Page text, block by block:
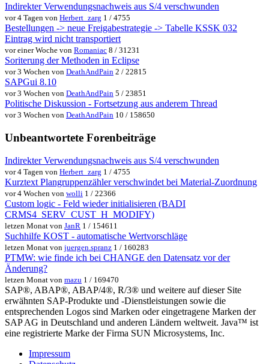
Indirekter Verwendungsnachweis aus S/4 verschwunden
vor 4 Tagen von Herbert_zarg 1 / 4755
Bestellungen -> neue Freigabestrategie -> Tabelle KSSK 032
Eintrag wird nicht transportiert
vor einer Woche von Romaniac 8 / 31231
Soriterung der Methoden in Eclipse
vor 3 Wochen von DeathAndPain 2 / 22815
SAPGui 8.10
vor 3 Wochen von DeathAndPain 5 / 23851
Politische Diskussion - Fortsetzung aus anderem Thread
vor 3 Wochen von DeathAndPain 10 / 158650
Unbeantwortete Forenbeiträge
Indirekter Verwendungsnachweis aus S/4 verschwunden
vor 4 Tagen von Herbert_zarg 1 / 4755
Kurztext Plangruppenzähler verschwindet bei Material-Zuordnung
vor 4 Wochen von wolli 1 / 22366
Custom logic - Feld wieder initialisieren (BADI
CRMS4_SERV_CUST_H_MODIFY)
letzen Monat von JanR 1 / 154611
Suchhilfe KOST - automatische Wertvorschläge
letzen Monat von juergen.spranz 1 / 160283
PTMW: wie finde ich bei CHANGE den Datensatz vor der
Änderung?
letzen Monat von mazu 1 / 169470
SAP®, ABAP®, ABAP/4®, R/3® und weitere auf dieser Site
erwähnten SAP-Produkte und -Dienstleistungen sowie die
entsprechenden Logos sind Marken oder eingetragene Marken der
SAP AG in Deutschland und anderen Ländern weltweit. Java™ ist
eine registrierte Marke der Firma SUN Microsystems, Inc.
Impressum